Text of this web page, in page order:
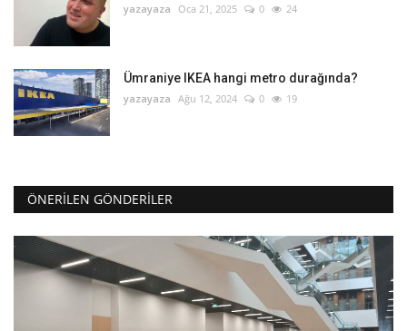
yazayaza Oca 21, 2025 0 24
Ümraniye IKEA hangi metro durağında?
yazayaza Ağu 12, 2024 0 19
ÖNERILEN GÖNDERILER